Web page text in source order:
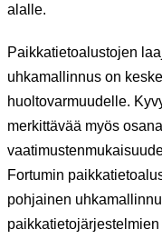
alalle.
Paikkatietoalustojen
uhkamallinnus on
huoltovarmuudelle.
merkittävää myös
Fortumin
pohjainen